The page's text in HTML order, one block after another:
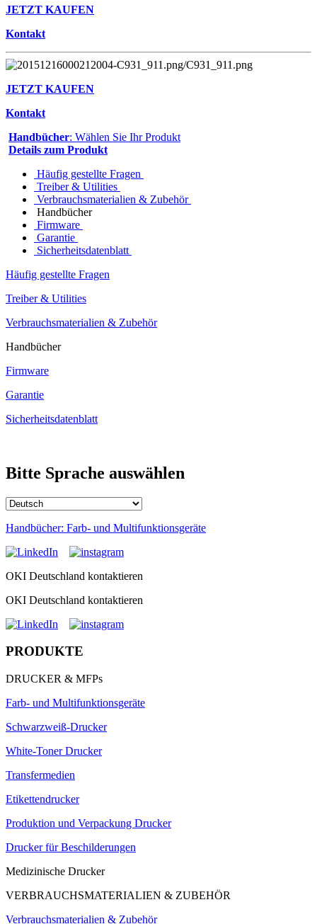
JETZT KAUFEN
Kontakt
JETZT KAUFEN
Kontakt
Handbücher: Wählen Sie Ihr Produkt
Details zum Produkt
Häufig gestellte Fragen
Treiber & Utilities
Verbrauchsmaterialien & Zubehör
Handbücher
Firmware
Garantie
Sicherheitsdatenblatt
Häufig gestellte Fragen
Treiber & Utilities
Verbrauchsmaterialien & Zubehör
Handbücher
Firmware
Garantie
Sicherheitsdatenblatt
Bitte Sprache auswählen
Handbücher: Farb- und Multifunktionsgeräte
OKI Deutschland kontaktieren
OKI Deutschland kontaktieren
PRODUKTE
DRUCKER & MFPs
Farb- und Multifunktionsgeräte
Schwarzweiß-Drucker
White-Toner Drucker
Transfermedien
Etikettendrucker
Produktion und Verpackung Drucker
Drucker für Beschilderungen
Medizinische Drucker
VERBRAUCHSMATERIALIEN & ZUBEHÖR
Verbrauchsmaterialien & Zubehör